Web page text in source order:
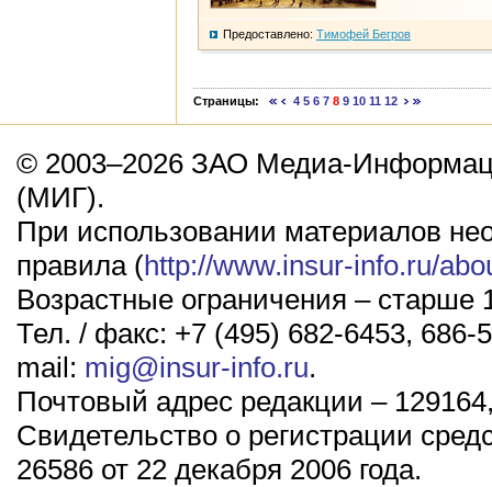
Предоставлено: Тимофей Бегров
Страницы: 4 5 6 7 8 9 10 11 12
© 2003–2026 ЗАО Медиа-
(МИГ).
При использовании материалов
правила (http://www.insur-info.ru/
Возрастные ограничения – старше
Тел. / факс: +7 (495) 682-6453, 686-
mail: mig@insur-info.ru.
Почтовый адрес редакции –
Свидетельство о регистрации
26586 от 22 декабря 2006 года.